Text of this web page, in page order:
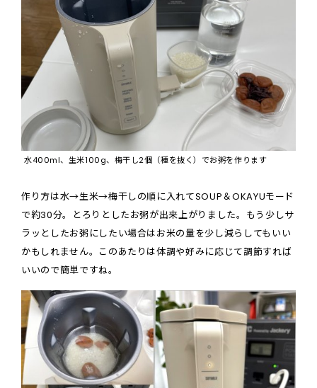
水400ml、生米100g、梅干し2個（種を抜く）でお粥を作ります
作り方は水→生米→梅干しの順に入れてSOUP＆OKAYUモード
で約30分。とろりとしたお粥が出来上がりました。もう少しサ
ラッとしたお粥にしたい場合はお米の量を少し減らしてもいい
かもしれません。このあたりは体調や好みに応じて調節すれば
いいので簡単ですね。